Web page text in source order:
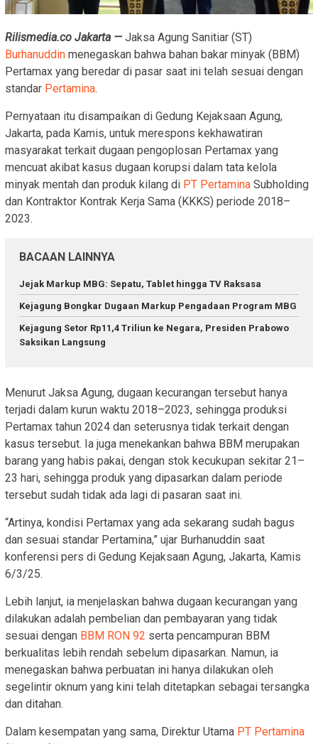
Rilismedia.co Jakarta — Jaksa Agung Sanitiar (ST)
Burhanuddin menegaskan bahwa bahan bakar minyak (BBM)
Pertamax yang beredar di pasar saat ini telah sesuai dengan
standar Pertamina.
Pernyataan itu disampaikan di Gedung Kejaksaan Agung,
Jakarta, pada Kamis, untuk merespons kekhawatiran
masyarakat terkait dugaan pengoplosan Pertamax yang
mencuat akibat kasus dugaan korupsi dalam tata kelola
minyak mentah dan produk kilang di PT Pertamina Subholding
dan Kontraktor Kontrak Kerja Sama (KKKS) periode 2018–
2023.
BACAAN LAINNYA
Jejak Markup MBG: Sepatu, Tablet hingga TV Raksasa
Kejagung Bongkar Dugaan Markup Pengadaan Program MBG
Kejagung Setor Rp11,4 Triliun ke Negara, Presiden Prabowo
Saksikan Langsung
Menurut Jaksa Agung, dugaan kecurangan tersebut hanya
terjadi dalam kurun waktu 2018–2023, sehingga produksi
Pertamax tahun 2024 dan seterusnya tidak terkait dengan
kasus tersebut. Ia juga menekankan bahwa BBM merupakan
barang yang habis pakai, dengan stok kecukupan sekitar 21–
23 hari, sehingga produk yang dipasarkan dalam periode
tersebut sudah tidak ada lagi di pasaran saat ini.
“Artinya, kondisi Pertamax yang ada sekarang sudah bagus
dan sesuai standar Pertamina,” ujar Burhanuddin saat
konferensi pers di Gedung Kejaksaan Agung, Jakarta, Kamis
6/3/25.
Lebih lanjut, ia menjelaskan bahwa dugaan kecurangan yang
dilakukan adalah pembelian dan pembayaran yang tidak
sesuai dengan BBM RON 92 serta pencampuran BBM
berkualitas lebih rendah sebelum dipasarkan. Namun, ia
menegaskan bahwa perbuatan ini hanya dilakukan oleh
segelintir oknum yang kini telah ditetapkan sebagai tersangka
dan ditahan.
Dalam kesempatan yang sama, Direktur Utama PT Pertamina